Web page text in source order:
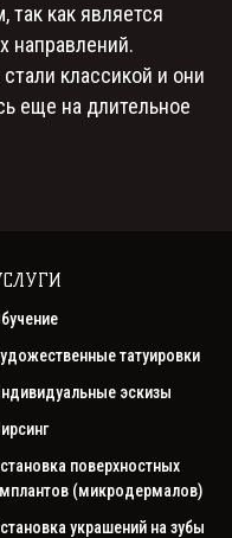
так как является
направлений.
классикой и они
еще на длительное
татуировки
эскизы
поверхностных
(микродермалов)
украшений на зубы